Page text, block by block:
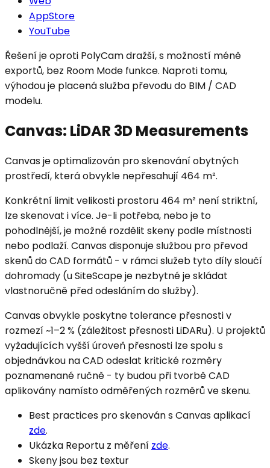
AppStore
YouTube
Řešení je oproti PolyCam dražší, s možností méně
exportů, bez Room Mode funkce. Naproti tomu,
výhodou je placená služba převodu do BIM / CAD
modelu.
Canvas: LiDAR 3D Measurements
Canvas je optimalizován pro skenování obytných
prostředí, která obvykle nepřesahují 464 m².
Konkrétní limit velikosti prostoru 464 m² není striktní,
lze skenovat i více. Je-li potřeba, nebo je to
pohodlnější, je možné rozdělit skeny podle místnosti
nebo podlaží. Canvas disponuje službou pro převod
skenů do CAD formátů - v rámci služeb tyto díly sloučí
dohromady (u SiteScape je nezbytné je skládat
vlastnoručně před odesláním do služby).
Canvas obvykle poskytne tolerance přesnosti v
rozmezí ~1–2 % (záležitost přesnosti LiDARu). U projektů
vyžadujících vyšší úroveň přesnosti lze spolu s
objednávkou na CAD odeslat kritické rozměry
poznamenané ručně - ty budou při tvorbě CAD
aplikovány namísto odměřených rozměrů ve skenu.
Best practices pro skenován s Canvas aplikací
zde.
Ukázka Reportu z měření zde.
Skeny jsou bez textur